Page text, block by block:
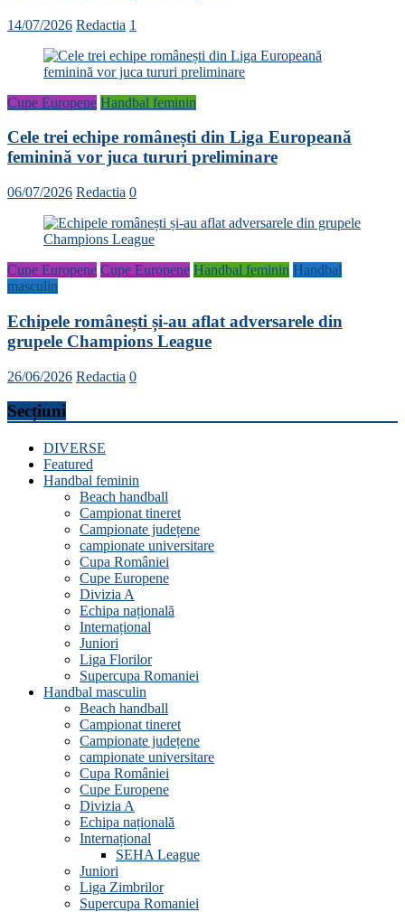
14/07/2026 Redactia 1
Cupe Europene Handbal feminin
Cele trei echipe românești din Liga Europeană
feminină vor juca tururi preliminare
06/07/2026 Redactia 0
Cupe Europene Cupe Europene Handbal feminin Handbal
masculin
Echipele românești și-au aflat adversarele din
grupele Champions League
26/06/2026 Redactia 0
Secțiuni
DIVERSE
Featured
Handbal feminin
Beach handball
Campionat tineret
Campionate județene
campionate universitare
Cupa României
Cupe Europene
Divizia A
Echipa națională
Internațional
Juniori
Liga Florilor
Supercupa Romaniei
Handbal masculin
Beach handball
Campionat tineret
Campionate județene
campionate universitare
Cupa României
Cupe Europene
Divizia A
Echipa națională
Internațional
SEHA League
Juniori
Liga Zimbrilor
Supercupa Romaniei